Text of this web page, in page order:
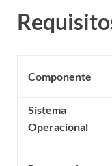
Componente
Sistema
Operacional